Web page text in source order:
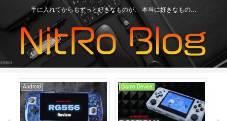
手に入れてからもずっと好きなものが、 本当に好きなもの…
Android Game Device